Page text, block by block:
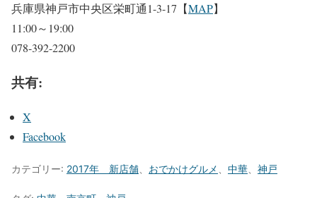
兵庫県神戸市中央区栄町通1-3-17【MAP】
11:00～19:00
078-392-2200
共有:
X
Facebook
カテゴリー: 2017年 新店舗 おでかけグルメ 中華 神戸